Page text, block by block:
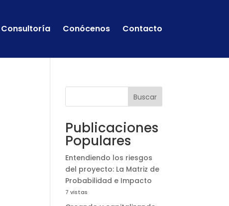
Consultoría Conócenos Contacto
Buscar
Publicaciones
Populares
Entendiendo los riesgos
del proyecto: La Matriz de
Probabilidad e Impacto
7 vistas